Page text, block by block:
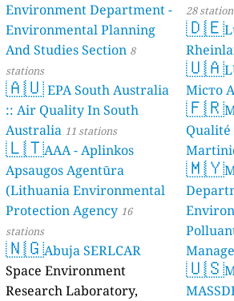
Environment Department -
Environmental Planning
And Studies Section 8
stations
🇦🇺EPA South Australia
:: Air Quality In South
Australia 11 stations
🇱🇹AAA - Aplinkos
Apsaugos Agentūra
(Lithuania Environmental
Protection Agency 16
stations
🇳🇬Abuja SERLCAR
Space Environment
Research Laboratory,
28
🇩🇪
🇺🇦
Місто
🇫🇷
Qualité
🇲🇾
stations
🇺🇸